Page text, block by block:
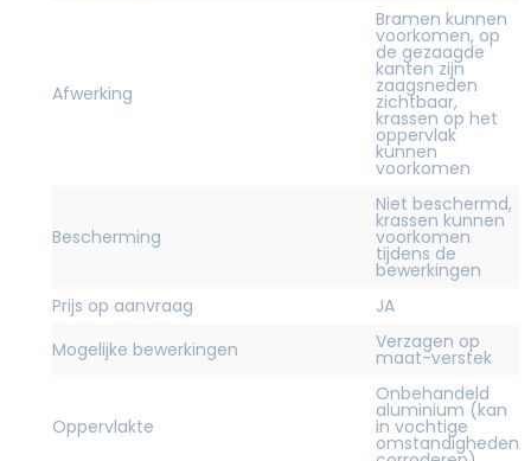
Afwerking
Bramen kunnen
voorkomen, op
de gezaagde
kanten zijn
zaagsneden
zichtbaar,
krassen op het
oppervlak
kunnen
voorkomen
Bescherming
Niet beschermd,
krassen kunnen
voorkomen
tijdens de
bewerkingen
Prijs op aanvraag
JA
Mogelijke bewerkingen
Verzagen op
maat-verstek
Oppervlakte
Onbehandeld
aluminium (kan
in vochtige
omstandigheden